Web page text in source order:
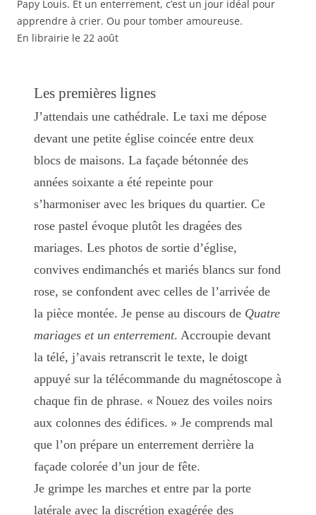
Papy Louis. Et un enterrement, c’est un jour idéal pour
apprendre à crier. Ou pour tomber amoureuse.
En librairie le 22 août
Les premières lignes
J’attendais une cathédrale. Le taxi me dépose
devant une petite église coincée entre deux
blocs de maisons. La façade bétonnée des
années soixante a été repeinte pour
s’harmoniser avec les briques du quartier. Ce
rose pastel évoque plutôt les dragées des
mariages. Les photos de sortie d’église,
convives endimanchés et mariés blancs sur fond
rose, se confondent avec celles de l’arrivée de
la pièce montée. Je pense au discours de Quatre
mariages et un enterrement. Accroupie devant
la télé, j’avais retranscrit le texte, le doigt
appuyé sur la télécommande du magnétoscope à
chaque fin de phrase. « Nouez des voiles noirs
aux colonnes des édifices. » Je comprends mal
que l’on prépare un enterrement derrière la
façade colorée d’un jour de fête.
Je grimpe les marches et entre par la porte
latérale avec la discrétion exagérée des